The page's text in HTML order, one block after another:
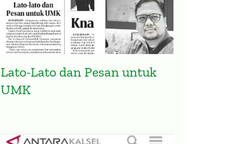
Lato-Lato dan Pesan untuk
UMK